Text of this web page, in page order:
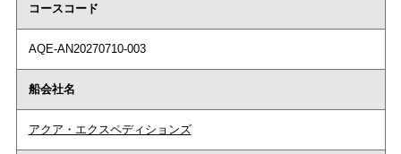
コースコード
AQE-AN20270710-003
船会社名
アクア・エクスペディションズ